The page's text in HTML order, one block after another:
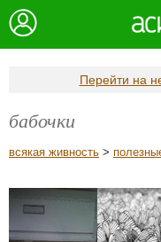
Перейти на
бабочки
всякая живность >